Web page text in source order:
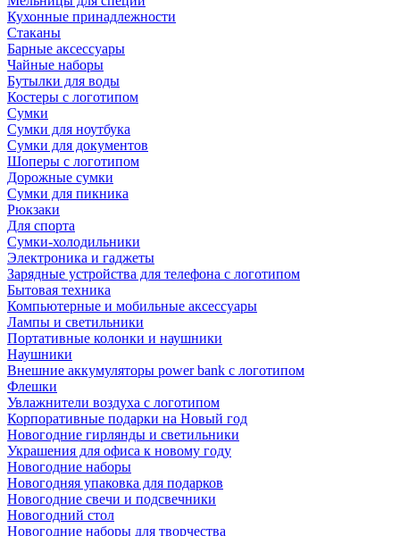
Кухонные принадлежности
Стаканы
Барные аксессуары
Чайные наборы
Бутылки для воды
Костеры с логотипом
Сумки
Сумки для ноутбука
Сумки для документов
Шоперы с логотипом
Дорожные сумки
Сумки для пикника
Рюкзаки
Для спорта
Сумки-холодильники
Электроника и гаджеты
Зарядные устройства для телефона с логотипом
Бытовая техника
Компьютерные и мобильные аксессуары
Лампы и светильники
Портативные колонки и наушники
Наушники
Внешние аккумуляторы power bank с логотипом
Флешки
Увлажнители воздуха с логотипом
Корпоративные подарки на Новый год
Новогодние гирлянды и светильники
Украшения для офиса к новому году
Новогодние наборы
Новогодняя упаковка для подарков
Новогодние свечи и подсвечники
Новогодний стол
Новогодние наборы для творчества